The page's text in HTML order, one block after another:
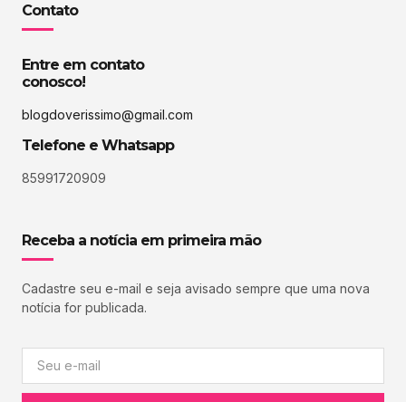
Contato
Entre em contato
conosco!
blogdoverissimo@gmail.com
Telefone e Whatsapp
85991720909
Receba a notícia em primeira mão
Cadastre seu e-mail e seja avisado sempre que uma nova
notícia for publicada.